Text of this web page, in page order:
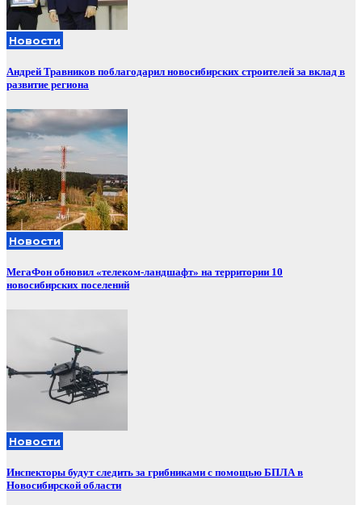
Новости
Андрей Травников поблагодарил новосибирских строителей за вклад в
развитие региона
Новости
МегаФон обновил «телеком-ландшафт» на территории 10
новосибирских поселений
Новости
Инспекторы будут следить за грибниками с помощью БПЛА в
Новосибирской области